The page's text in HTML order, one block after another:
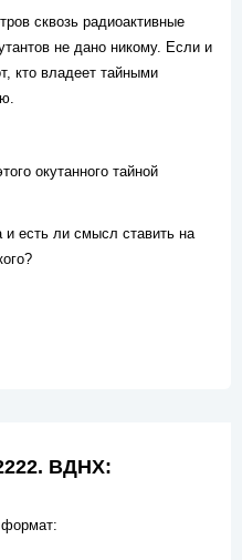
сквозь радиоактивные
не дано никому. Если и
кто владеет тайными
окутанного тайной
есть ли смысл ставить на
ВДНХ: